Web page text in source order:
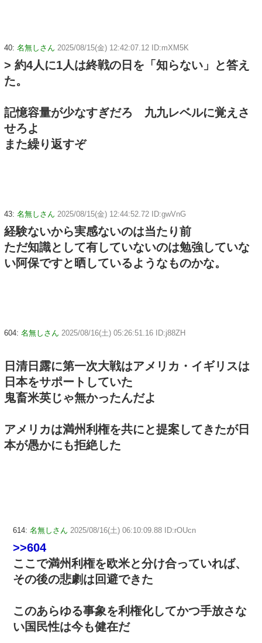
40: 名無しさん 2025/08/15(金) 12:42:07.12 ID:mXM5K
> 約4人に1人は終戦の日を「知らない」と答え
た。
記憶容量が少なすぎだろ 九九レベルに覚えさ
せろよ
また繰り返すぞ
43: 名無しさん 2025/08/15(金) 12:44:52.72 ID:gwVnG
経験ないから実感ないのは当たり前
ただ知識として有していないのは勉強していな
い阿保ですと晒しているようなものかな。
604: 名無しさん 2025/08/16(土) 05:26:51.16 ID:j88ZH
日清日露に第一次大戦はアメリカ・イギリスは
日本をサポートしていた
鬼畜米英じゃ無かったんだよ
アメリカは満州利権を共にと提案してきたが日
本が愚かにも拒絶した
614: 名無しさん 2025/08/16(土) 06:10:09.88 ID:rOUcn
>>604
ここで満州利権を欧米と分け合っていれば、
その後の悲劇は回避できた
このあらゆる事象を利権化してかつ手放さな
い国民性は今も健在だ